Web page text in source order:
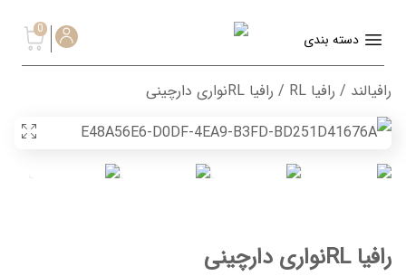
دسته بندی
0
رافیالند / رافیا RL / رافیا RLنواری دارچینی
رافیا RLنواری دارچینی